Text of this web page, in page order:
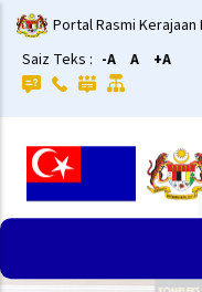
Langkau
ke
kandungan
utama
Portal Rasmi Kerajaan
Saiz Teks : -A A +A